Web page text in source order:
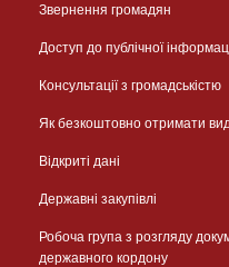
Звернення громадян
Доступ до публічної
Консультації з громадськістю
Як безкоштовно отримати
Відкриті дані
Державні закупівлі
Робоча група з розгляду
державного кордону